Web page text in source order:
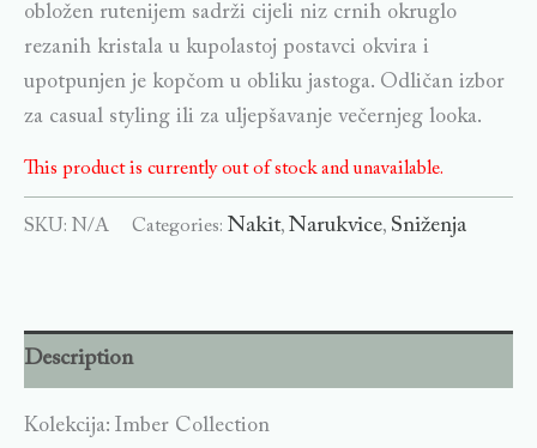
obložen rutenijem sadrži cijeli niz crnih okruglo
rezanih kristala u kupolastoj postavci okvira i
upotpunjen je kopčom u obliku jastoga. Odličan izbor
za casual styling ili za uljepšavanje večernjeg looka.
This product is currently out of stock and unavailable.
SKU: N/A Categories: Nakit, Narukvice, Sniženja
Description
Kolekcija: Imber Collection